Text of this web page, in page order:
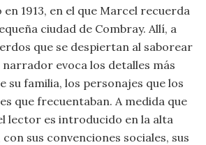
en 1913, en el que Marcel recuerda
ciudad de Combray. Allí, a
que se despiertan al saborear
narrador evoca los detalles más
su familia, los personajes que los
que frecuentaban. A medida que
lector es introducido en la alta
sus convenciones sociales, sus